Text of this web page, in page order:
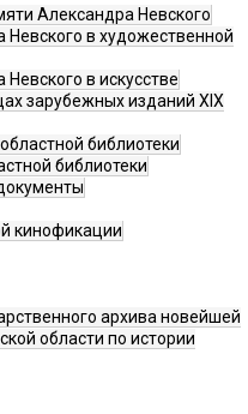
Александра Невского
Невского в художественной
в искусстве
зарубежных изданий XIX
библиотеки
библиотеки
кинофикации
архива новейшей
области по истории